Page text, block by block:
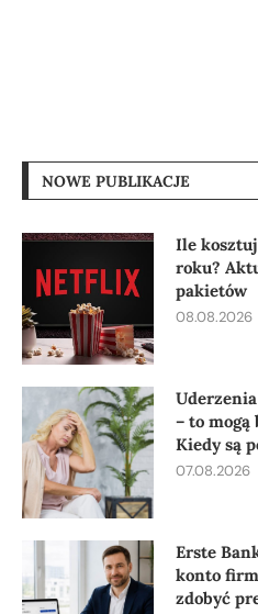
NOWE PUBLIKACJE
Ile
roku?
pakietów
08.08.2026
– to mogą
Kiedy są
07.08.2026
Erste
konto
zdobyć